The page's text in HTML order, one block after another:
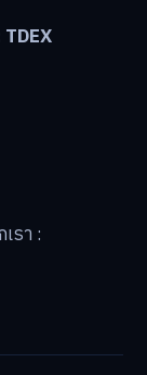
รา :